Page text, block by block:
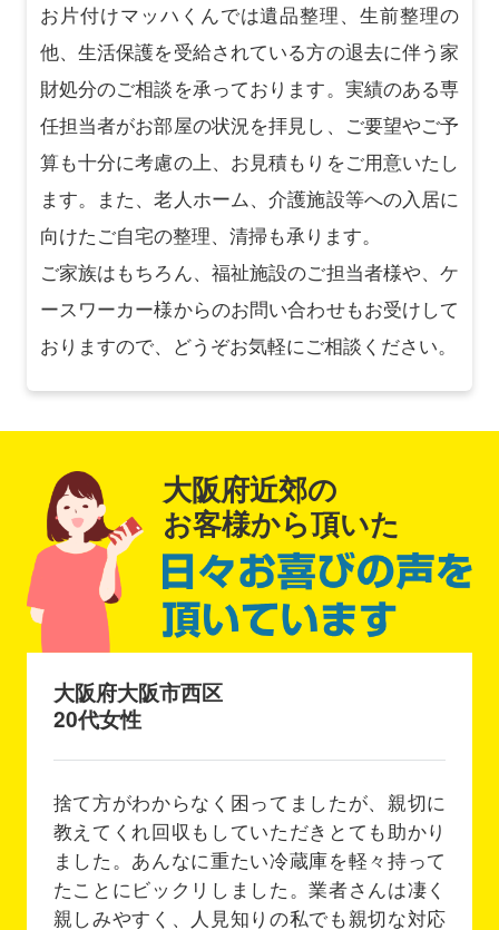
お片付けマッハくんでは遺品整理、生前整理の
他、生活保護を受給されている方の退去に伴う家
財処分のご相談を承っております。実績のある専
任担当者がお部屋の状況を拝見し、ご要望やご予
算も十分に考慮の上、お見積もりをご用意いたし
ます。また、老人ホーム、介護施設等への入居に
向けたご自宅の整理、清掃も承ります。
ご家族はもちろん、福祉施設のご担当者様や、ケ
ースワーカー様からのお問い合わせもお受けして
おりますので、どうぞお気軽にご相談ください。
大阪府近郊の
お客様から頂いた
大阪府大阪市西区
20代女性
捨て方がわからなく困ってましたが、親切に
教えてくれ回収もしていただきとても助かり
ました。あんなに重たい冷蔵庫を軽々持って
たことにビックリしました。業者さんは凄く
親しみやすく、人見知りの私でも親切な対応